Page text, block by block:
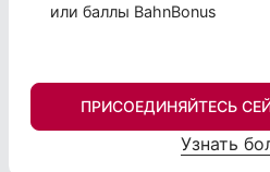
или баллы BahnBonus
ПРИСОЕДИНЯЙТЕСЬ
Узнать